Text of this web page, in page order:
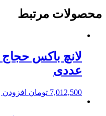
محصولات مرتبط
عددی
7,012,500 تومان